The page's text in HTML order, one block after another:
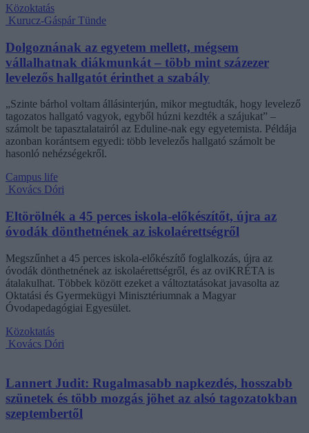
Közoktatás
Kurucz-Gáspár Tünde
Dolgoznának az egyetem mellett, mégsem
vállalhatnak diákmunkát – több mint százezer
levelezős hallgatót érinthet a szabály
„Szinte bárhol voltam állásinterjún, mikor megtudták, hogy levelező
tagozatos hallgató vagyok, egyből húzni kezdték a szájukat” –
számolt be tapasztalatairól az Eduline-nak egy egyetemista. Példája
azonban korántsem egyedi: több levelezős hallgató számolt be
hasonló nehézségekről.
Campus life
Kovács Dóri
Eltörölnék a 45 perces iskola-előkészítőt, újra az
óvodák dönthetnének az iskolaérettségről
Megszűnhet a 45 perces iskola-előkészítő foglalkozás, újra az
óvodák dönthetnének az iskolaérettségről, és az oviKRÉTA is
átalakulhat. Többek között ezeket a változtatásokat javasolta az
Oktatási és Gyermekügyi Minisztériumnak a Magyar
Óvodapedagógiai Egyesület.
Közoktatás
Kovács Dóri
Lannert Judit: Rugalmasabb napkezdés, hosszabb
szünetek és több mozgás jöhet az alsó tagozatokban
szeptembertől